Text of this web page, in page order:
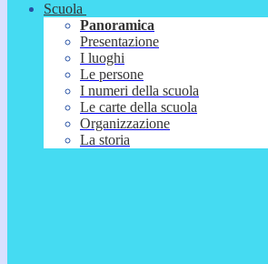
Scuola
Panoramica
Presentazione
I luoghi
Le persone
I numeri della scuola
Le carte della scuola
Organizzazione
La storia